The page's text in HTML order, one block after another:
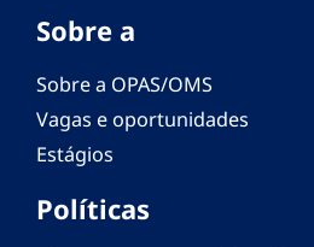
Sobre a
Sobre a OPAS/OMS
Vagas e oportunidades
Estágios
Políticas